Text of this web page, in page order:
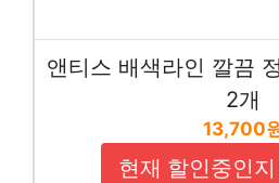
앤티스 배색라인 깔끔
2개
13,700
현재 할인중인